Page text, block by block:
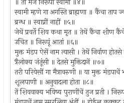
स्वामी म्हणे गा अगस्ति ब्राह्मणा ॥ कैंचा ताप
ब्रन्ध ॥ स्वाप्नीं नाहीं ॥५॥
जेथें प्रवर्ते शिव कथा मृत ॥ तेथें कैंचा शीण कैंचें
उचित ॥ निरूपूं आतां ॥६॥
मुक्त मंडप ऐसें नाम त्यासी । तेथें निर्वाण होतसे
त्रैलोक्य जंतूंसी ॥ देतसे मुक्तिदानें ॥७॥
तरी परियेसीं गा मैत्रावरुणी ॥ या मुक्त मंडपाचें
शूलपाणी ॥ अनुवादला होता ॥८॥
तें शिववाक्य भविष्य पुराणींचें तुज प्रती ।